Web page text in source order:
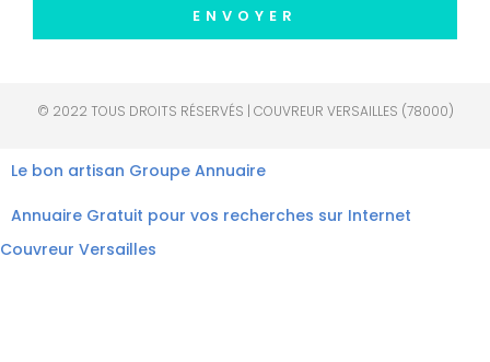
ENVOYER
© 2022 TOUS DROITS RÉSERVÉS | COUVREUR VERSAILLES (78000)
Le bon artisan Groupe Annuaire
Annuaire Gratuit pour vos recherches sur Internet
Couvreur Versailles